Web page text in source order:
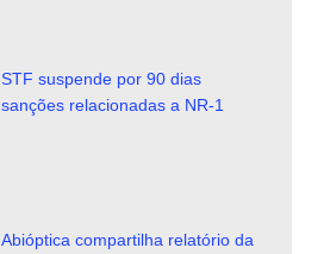
STF suspende por 90 dias
sanções relacionadas a NR-1
Abióptica compartilha relatório da